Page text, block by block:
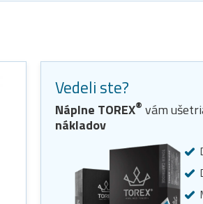
Vedeli ste?
Náplne TOREX® vám
nákladov